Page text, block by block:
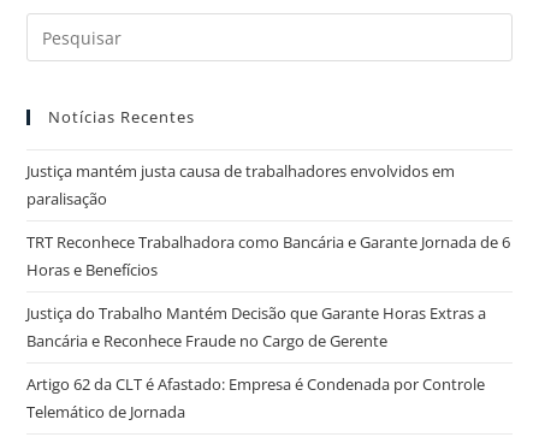
Notícias Recentes
Justiça mantém justa causa de trabalhadores envolvidos em
paralisação
TRT Reconhece Trabalhadora como Bancária e Garante Jornada de 6
Horas e Benefícios
Justiça do Trabalho Mantém Decisão que Garante Horas Extras a
Bancária e Reconhece Fraude no Cargo de Gerente
Artigo 62 da CLT é Afastado: Empresa é Condenada por Controle
Telemático de Jornada